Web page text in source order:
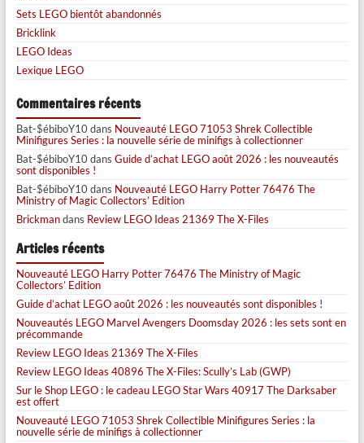
Sets LEGO bientôt abandonnés
Bricklink
LEGO Ideas
Lexique LEGO
Commentaires récents
Bat-$ébiboY10dans Nouveauté LEGO 71053 Shrek Collectible
Minifigures Series : la nouvelle série de minifigs à collectionner
Bat-$ébiboY10dans Guide d’achat LEGO août 2026 : les nouveautés
sont disponibles !
Bat-$ébiboY10dans Nouveauté LEGO Harry Potter 76476 The
Ministry of Magic Collectors’ Edition
Brickmandans Review LEGO Ideas 21369 The X-Files
Articles récents
Nouveauté LEGO Harry Potter 76476 The Ministry of Magic
Collectors’ Edition
Guide d’achat LEGO août 2026 : les nouveautés sont disponibles !
Nouveautés LEGO Marvel Avengers Doomsday 2026 : les sets sont en
précommande
Review LEGO Ideas 21369 The X-Files
Review LEGO Ideas 40896 The X-Files: Scully’s Lab (GWP)
Sur le Shop LEGO : le cadeau LEGO Star Wars 40917 The Darksaber
est offert
Nouveauté LEGO 71053 Shrek Collectible Minifigures Series : la
nouvelle série de minifigs à collectionner